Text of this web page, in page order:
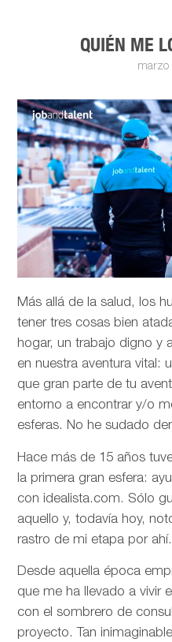
QUIÉN ME
marzo
Más allá de la salud, los
tener tres cosas bien
hogar, un trabajo digno y
en nuestra aventura vital:
que gran parte de tu
entorno a encontrar y/o
esferas. No he sudado
Hace más de 15 años
la primera gran esfera:
con idealista.com. Sólo
aquello y, todavía hoy,
rastro de mi etapa por ahí.
Desde aquella época
que me ha llevado a vivir
con el sombrero de
proyecto. Tan